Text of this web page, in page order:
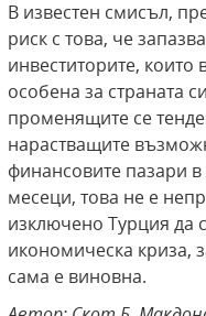
В известен смисъл,
риск с това, че
инвеститорите, които
особена за страната
променящите се
нарастващите
финансовите пазари
месеци, това не е
изключено Турция да
икономическа криза,
сама е виновна.